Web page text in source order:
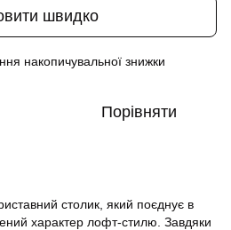
швидко
накопичувальної знижки
Порівняти
столик, який поєднує в
характер лофт-стилю. Завдяки